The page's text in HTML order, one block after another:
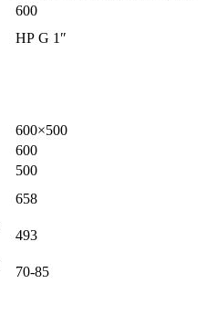
600
НР G 1″
600×500
600
500
658
493
70-85